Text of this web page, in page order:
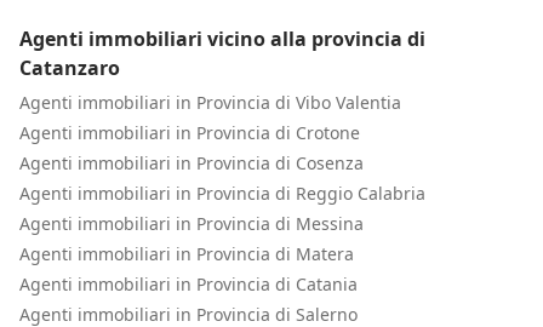
Agenti immobiliari vicino alla provincia di
Catanzaro
Agenti immobiliari in Provincia di Vibo Valentia
Agenti immobiliari in Provincia di Crotone
Agenti immobiliari in Provincia di Cosenza
Agenti immobiliari in Provincia di Reggio Calabria
Agenti immobiliari in Provincia di Messina
Agenti immobiliari in Provincia di Matera
Agenti immobiliari in Provincia di Catania
Agenti immobiliari in Provincia di Salerno